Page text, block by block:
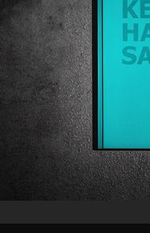
KEINE